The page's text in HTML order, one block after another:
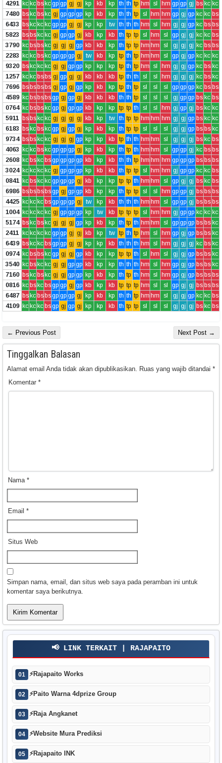
4291 kc kc bskc gp gp gj gj kp kb kp th th tp hm sl hm gp gp gj bs kc kc
7480 bskc bskc gj gp gp gp kp kb kp th th tp sl hm hm gp gj gp kc kc bs
6433 bskc kc kc gp gp gj gj kp kp tw th th th hm sl hm gj gj gp kc bs bs
5823 bsbskc kc gj gp gp gj kb kp kb th tp tp sl hm sl gp gj gj kc kc bs
3790 kc bsbskc gj gj gj gp kb kb kp th tp tp hm hm sl gj gj gj kc bs bs
2283 kc kc bskc gp gp gp gj tw kb kp tp th tp hm hm sl gp gj gp kc kc kc
9320 bskc kc kc gj gj gp gp kp kp kp tp th tp hm sl hm gj gj gp kc bs kc
1257 kc kc bsbs gj gp gj gj kb kb kb tp th th sl sl hm gj gj gj kc bs kc
7696 bsbsbsbs gj gp gj gp kp kb kp tp th tp sl sl sl gp gp gp kc bs bs
4589 kc bsbsbsgp gj gp gj kb kb kb th th tp sl sl sl gj gp gp bs kc bs
0764 kc bsbskc gp gj gp gp kb kp kp tp tp th sl sl hm gj gp gj bs kc kc
5911 bsbskc kc gj gj gj gj kb kp tw th tp tp hm hm hm gj gj gp bs kc kc
6183 bskc bskc gp gj gp gj kp kb kp th tp tp sl sl sl gj gj gp bs bs kc
9734 bsbskc kc gj gj gj gp kp kp kb tp th th hm hm sl gj gj gj bs kc bs
4063 kc kc bskc gp gp gp gj kp kb kp th tp th hm hm sl gp gp gj kc bs bs
2608 kc bskc bsgp gp gp gp kb kp kb th th tp hm hm hm gp gp gp bs bs bs
3024 kc kc kc kc gj gp gp gp kp kb kb th tp tp sl hm hm gj gp gp kc kc bs
0841 kc bskc kc gp gp gp gj kb kp kp tp tp th hm hm sl gp gj gj bs kc bs
6986 bsbsbsbsgp gj gp gp kb kp kp th tp tp sl sl hm gp gp gj bs bs bs
4425 kc kc kc bsgp gp gp gj tw kp kb th th th hm hm sl gp gp gj bs bs bs
1004 kc kc kc kc gj gp gp gp kp tw kb tp tp tp sl hm hm gj gp gp kc kc kc
5174 bskc bskc gj gj gj gp kp kb kp th tp th hm hm sl gp gp gp bs bs kc
2411 kc kc kc kc gp gp gj gj kb kp tw tp th tp hm sl hm gp gj gp bs bs kc
6439 bskc kc bsgp gp gj gj kp kp kb th th th hm sl hm gj gj gj kc bs kc
0974 kc bsbskc gp gj gj gp kb kp kp tp tp th sl hm sl gj gj gp bs bs kc
3540 kc bskc kc gj gj gp gp kb kp kp th th th hm sl hm gp gj gp bs bs kc
7160 bskc bskc gj gj gp gp kp kb kp th tp th hm sl hm gp gj gp bs bs bs
0816 kc bskc bsgp gp gj gp kb kp kb tp tp tp hm sl sl gp gj gj bs bs bs
6487 bskc bsbsgp gp gp gj kp kb kp th th tp hm hm sl gj gj gp kc kc bs
4109 kc kc kc bsgp gj gp gj kp kp kb th tp tp sl sl sl gj gj gj bs kc bs
← Previous Post Next Post →
Tinggalkan Balasan
Alamat email Anda tidak akan dipublikasikan. Ruas yang wajib ditandai *
Komentar *
Nama *
Email *
Situs Web
Simpan nama, email, dan situs web saya pada peramban ini untuk
komentar saya berikutnya.
📢 LINK TERKAIT | RAJAPAITO
01 ⚡Rajapaito Works
02 ⚡Paito Warna 4dprize Group
03 ⚡Raja Angkanet
04 ⚡Website Mura Prediksi
05 ⚡Rajapaito INK